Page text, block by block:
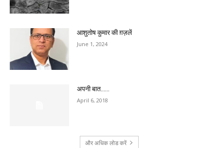
आशुतोष कुमार की ग़ज़लें
June 1, 2024
अपनी बात……
April 6, 2018
और अधिक लोड करें